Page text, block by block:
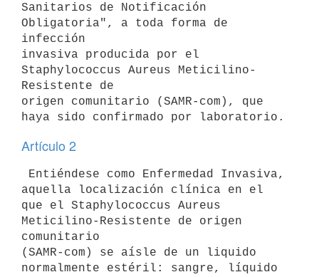
Sanitarios de Notificación
Obligatoria", a toda forma de
infección
invasiva producida por el
Staphylococcus Aureus Meticilino-
Resistente de
origen comunitario (SAMR-com), que
Artículo 2
aquella localización clínica en el
que el Staphylococcus Aureus
Meticilino-Resistente de origen
comunitario
(SAMR-com) se aísle de un liquido
normalmente estéril: sangre, líquido